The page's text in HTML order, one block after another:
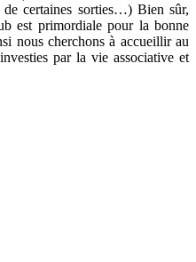
certaines sorties…) Bien sûr,
est primordiale pour la bonne
nous cherchons à accueillir au
par la vie associative et